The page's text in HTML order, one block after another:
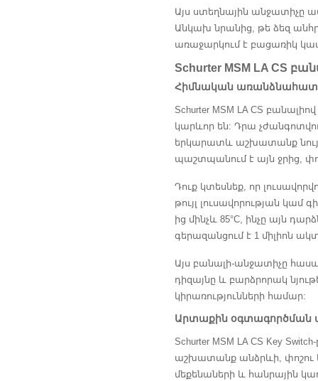
Այս ստեղնային անջատիչը
Անկախ նրանից, թե ձեզ
առաջարկում է բացառիկ
Schurter MSM LA CS
Հիմնական
Schurter MSM LA CS
կարևոր են: Դրա
երկարատև աշխատանք
պաշտպանում է այն ջրից,
Դուք կտեսնեք, որ
թույլ լուսավորության կամ
ից մինչև 85°C, ինչը այն
գերազանցում է 1 միլիոն
Այս բանալի-անջատիչը
դիզայնը և բարձրորակ
կիրառությունների համար:
Արտաքին օգտագործման
Schurter MSM LA CS Key
աշխատանք անձրևի, փոշու
մեքենաների և հանրային